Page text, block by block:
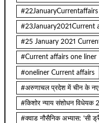
#22JanuaryCurrentaffairs
#23January2021Current
#25 January 2021
#Current affairs one liner
#oneliner Current affairs
#अरुणाचल प्रदेश में चीन के नए
#किशोर न्याय संशोधन विधेयक
#क्वाड नौसैनिक अभ्यास: ‘सी